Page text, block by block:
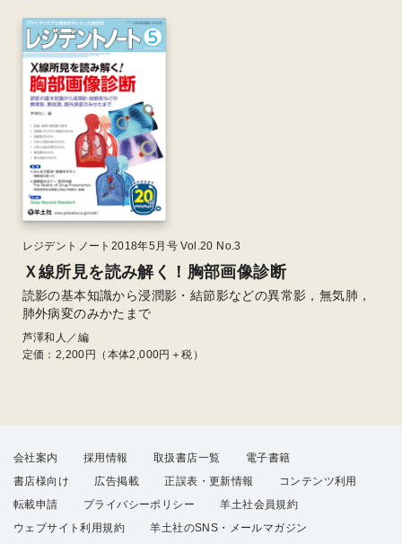
レジデントノート2018年5月号 Vol.20 No.3
Ｘ線所見を読み解く！胸部画像診断
読影の基本知識から浸潤影・結節影などの異常影，無気肺，
肺外病変のみかたまで
芦澤和人／編
定価： 2,200 円（本体2,000円＋税）
会社案内 採用情報 取扱書店一覧
電子書籍
書店様向け
広告掲載 正誤表・更新情報
コンテンツ利用
転載申請
プライバシーポリシー
羊土社会員規約
ウェブサイト利用規約
羊土社のSNS・メールマガジン